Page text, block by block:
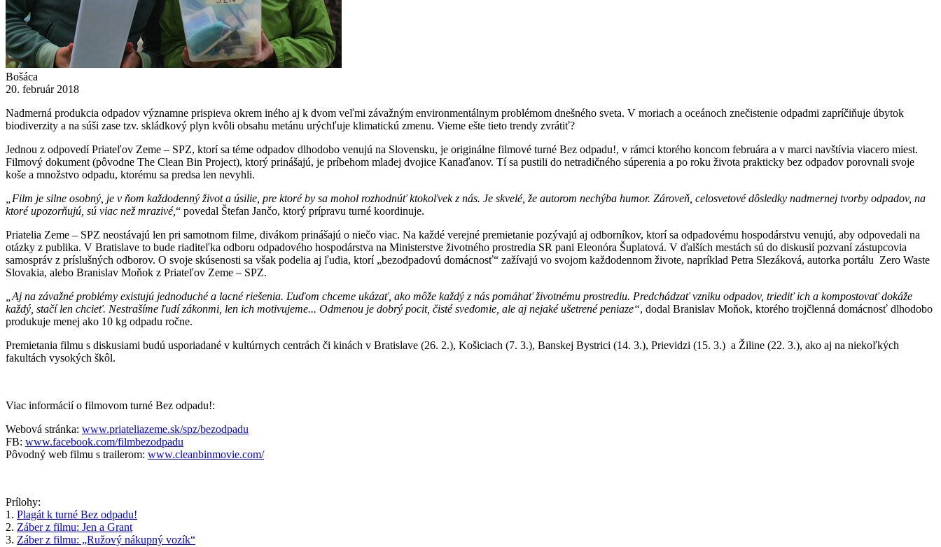
Bošáca
20. február 2018
Nadmerná produkcia odpadov významne prispieva okrem iného aj k dvom veľmi závažným environmentálnym problémom dnešného sveta. V moriach a oceánoch znečistenie odpadmi zapríčiňuje úbytok
biodiverzity a na súši zase tzv. skládkový plyn kvôli obsahu metánu urýchľuje klimatickú zmenu. Vieme ešte tieto trendy zvrátiť?
Jednou z odpovedí Priateľov Zeme – SPZ, ktorí sa téme odpadov dlhodobo venujú na Slovensku, je originálne filmové turné Bez odpadu!, v rámci ktorého koncom februára a v marci navštívia viacero miest.
Filmový dokument (pôvodne The Clean Bin Project), ktorý prinášajú, je príbehom mladej dvojice Kanaďanov. Tí sa pustili do netradičného súperenia a po roku života prakticky bez odpadov porovnali svoje
koše a množstvo odpadu, ktorému sa predsa len nevyhli.
„Film je silne osobný, je v ňom každodenný život a úsilie, pre ktoré by sa mohol rozhodnúť ktokoľvek z nás. Je skvelé, že autorom nechýba humor. Zároveň, celosvetové dôsledky nadmernej tvorby odpadov, na
ktoré upozorňujú, sú viac než mrazivé,“ povedal Štefan Jančo, ktorý prípravu turné koordinuje.
Priatelia Zeme – SPZ neostávajú len pri samotnom filme, divákom prinášajú o niečo viac. Na každé verejné premietanie pozývajú aj odborníkov, ktorí sa odpadovému hospodárstvu venujú, aby odpovedali na
otázky z publika. V Bratislave to bude riaditeľka odboru odpadového hospodárstva na Ministerstve životného prostredia SR pani Eleonóra Šuplatová. V ďalších mestách sú do diskusií pozvaní zástupcovia
samospráv z príslušných odborov. O svoje skúsenosti sa však podelia aj ľudia, ktorí „bezodpadovú domácnosť“ zažívajú vo svojom každodennom živote, napríklad Petra Slezáková, autorka portálu Zero Waste
Slovakia, alebo Branislav Moňok z Priateľov Zeme – SPZ.
„Aj na závažné problémy existujú jednoduché a lacné riešenia. Ľuďom chceme ukázať, ako môže každý z nás pomáhať životnému prostrediu. Predchádzať vzniku odpadov, triediť ich a kompostovať dokáže
každý, stačí len chcieť. Nestrašíme ľudí zákonmi, len ich motivujeme... Odmenou je dobrý pocit, čisté svedomie, ale aj nejaké ušetrené peniaze“, dodal Branislav Moňok, ktorého trojčlenná domácnosť dlhodobo
produkuje menej ako 10 kg odpadu ročne.
Premietania filmu s diskusiami budú usporiadané v kultúrnych centrách či kinách v Bratislave (26. 2.), Košiciach (7. 3.), Banskej Bystrici (14. 3.), Prievidzi (15. 3.) a Žiline (22. 3.), ako aj na niekoľkých
fakultách vysokých škôl.
Viac informácií o filmovom turné Bez odpadu!:
Webová stránka: www.priateliazeme.sk/spz/bezodpadu
FB: www.facebook.com/filmbezodpadu
Pôvodný web filmu s trailerom: www.cleanbinmovie.com/
Prílohy:
1. Plagát k turné Bez odpadu!
2. Záber z filmu: Jen a Grant
3. Záber z filmu: „Ružový nákupný vozík“